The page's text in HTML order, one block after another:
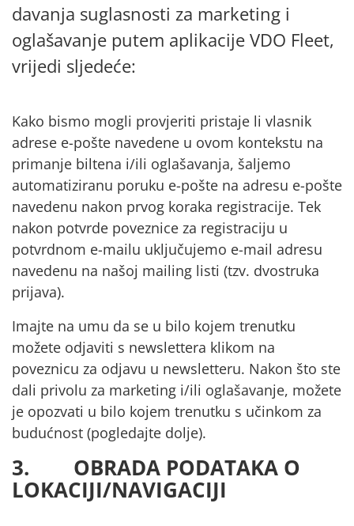
davanja suglasnosti za marketing i
oglašavanje putem aplikacije VDO Fleet,
vrijedi sljedeće:
Kako bismo mogli provjeriti pristaje li vlasnik
adrese e-pošte navedene u ovom kontekstu na
primanje biltena i/ili oglašavanja, šaljemo
automatiziranu poruku e-pošte na adresu e-pošte
navedenu nakon prvog koraka registracije. Tek
nakon potvrde poveznice za registraciju u
potvrdnom e-mailu uključujemo e-mail adresu
navedenu na našoj mailing listi (tzv. dvostruka
prijava).
Imajte na umu da se u bilo kojem trenutku
možete odjaviti s newslettera klikom na
poveznicu za odjavu u newsletteru. Nakon što ste
dali privolu za marketing i/ili oglašavanje, možete
je opozvati u bilo kojem trenutku s učinkom za
budućnost (pogledajte dolje).
3. OBRADA PODATAKA O
LOKACIJI/NAVIGACIJI